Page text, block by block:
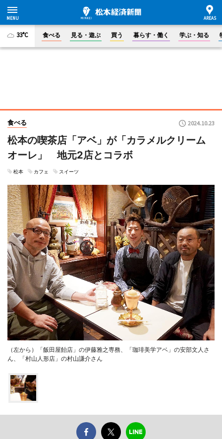
33°C 食べる 見る・遊ぶ 買う 暮らす・働く 学ぶ・知る
食べる 2024.10.23
松本の喫茶店「アベ」が「カラメルクリーム
オーレ」 地元2店とコラボ
松本 カフェ スイーツ
（左から）「飯田屋飴店」の伊藤雅之専務、「珈琲美学アベ」の安部文人さ
ん、「村山人形店」の村山謙介さん